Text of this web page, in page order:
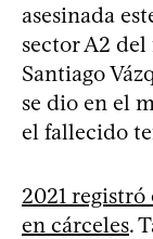
asesinada
sector A2
Santiago
se dio en el
el fallecido
2021
en cárceles.